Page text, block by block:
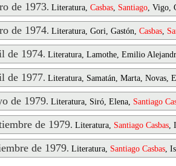
de 1973. Literatura, Casbas, Santiago, Vigo,
de 1974. Literatura, Gori, Gastón, Casbas,
de 1974. Literatura, Lamothe, Emilio
de 1977. Literatura, Samatán, Marta, Novas,
de 1979. Literatura, Siró, Elena, Santiago
de 1979. Literatura, Santiago Casbas,
de 1979. Literatura, Santiago Casbas,